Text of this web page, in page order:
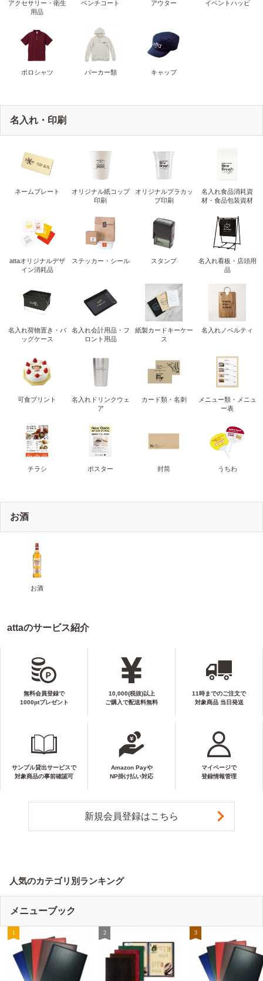
アクセサリー・衛生
用品
ベンチコート アウター イベントハッピ
ポロシャツ パーカー類 キャップ
名入れ・印刷
ネームプレート
オリジナル紙コップ
印刷
オリジナルプラカッ
プ印刷
名入れ食品消耗資
材・食品包装資材
attaオリジナルデザ
イン消耗品
ステッカー・シール スタンプ
名入れ看板・店頭用
品
名入れ荷物置き・バ
ッグケース
名入れ会計用品・フ
ロント用品
紙製カードキーケー
ス
名入れノベルティ
可食プリント
名入れドリンクウェ
ア
カード類・名刺
メニュー類・メニュ
ー表
チラシ ポスター 封筒 うちわ
お酒
お酒
attaのサービス紹介
無料会員登録で
1000ptプレゼント
10,000(税抜)以上
ご購入で配送料無料
11時までのご注文で
対象商品 当日発送
サンプル貸出サービスで
対象商品の事前確認可
Amazon Payや
NP掛け払い対応
マイページで
登録情報管理
新規会員登録はこちら
人気のカテゴリ別ランキング
メニューブック